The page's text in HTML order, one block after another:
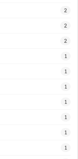
2
2
2
1
1
1
1
1
1
1